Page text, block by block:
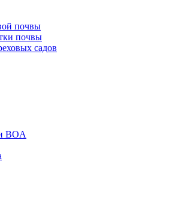
почвы
почвы
садов
BOA